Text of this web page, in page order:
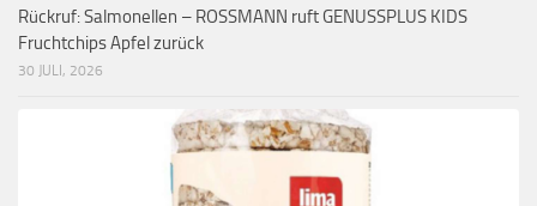
Rückruf: Salmonellen – ROSSMANN ruft GENUSSPLUS KIDS
Fruchtchips Apfel zurück
30 JULI, 2026